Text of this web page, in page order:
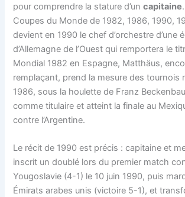
pour comprendre la stature d’uncapitaine
Coupes du Monde de 1982, 1986, 1990,
devient en 1990 le chef d’orchestre d’une
d’Allemagne de l’Ouest qui remportera le
Mondial 1982 en Espagne, Matthäus,
remplaçant, prend la mesure des tournois
1986, sous la houlette de Franz
comme titulaire et atteint la finale au
contre l’Argentine.
Le récit de 1990 est précis : capitaine et
inscrit un doublé lors du premier match
Yougoslavie (4-1) le 10 juin 1990, puis
Émirats arabes unis (victoire 5-1), et